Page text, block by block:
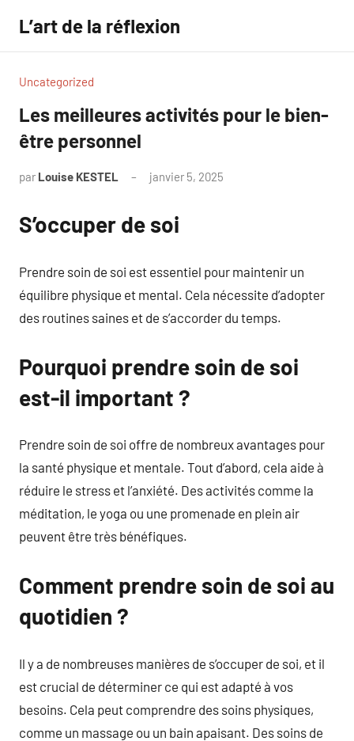
contenu
L’art de la réflexion
Uncategorized
Les meilleures activités pour le bien-
être personnel
par Louise KESTEL janvier 5, 2025
S’occuper de soi
Prendre soin de soi est essentiel pour maintenir un
équilibre physique et mental. Cela nécessite d’adopter
des routines saines et de s’accorder du temps.
Pourquoi prendre soin de soi
est-il important ?
Prendre soin de soi offre de nombreux avantages pour
la santé physique et mentale. Tout d’abord, cela aide à
réduire le stress et l’anxiété. Des activités comme la
méditation, le yoga ou une promenade en plein air
peuvent être très bénéfiques.
Comment prendre soin de soi au
quotidien ?
Il y a de nombreuses manières de s’occuper de soi, et il
est crucial de déterminer ce qui est adapté à vos
besoins. Cela peut comprendre des soins physiques,
comme un massage ou un bain apaisant. Des soins de